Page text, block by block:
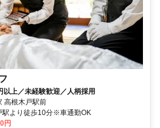
上／未経験歓迎／人柄採用
高根木戸駅前
駅より徒歩10分※車通勤OK
円